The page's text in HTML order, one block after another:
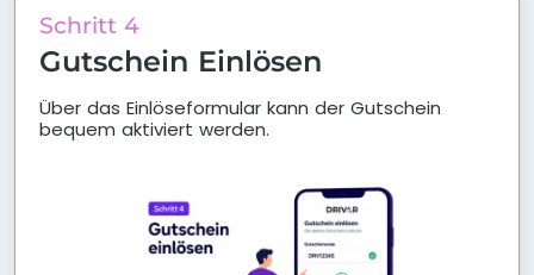
Schritt 4
Gutschein Einlösen
Über das Einlöseformular kann der Gutschein
bequem aktiviert werden.